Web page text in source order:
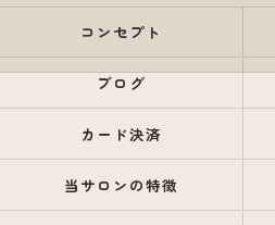
コンセプト
ブログ
カード決済
当サロンの特徴